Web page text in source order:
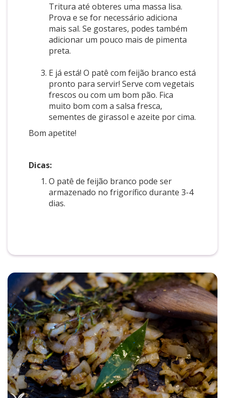
Tritura até obteres uma massa lisa.
Prova e se for necessário adiciona
mais sal. Se gostares, podes também
adicionar um pouco mais de pimenta
preta.
E já está! O patê com feijão branco está
pronto para servir! Serve com vegetais
frescos ou com um bom pão. Fica
muito bom com a salsa fresca,
sementes de girassol e azeite por cima.
Bom apetite!
Dicas:
O patê de feijão branco pode ser
armazenado no frigorífico durante 3-4
dias.